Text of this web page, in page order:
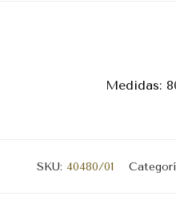
Medidas:
SKU: 40480/01